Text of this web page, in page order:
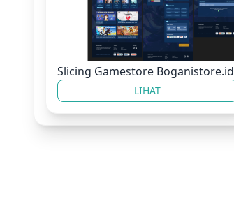
Slicing Gamestore Boganistore.id
LIHAT